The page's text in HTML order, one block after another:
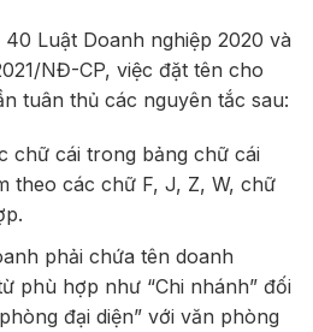
Luật Doanh nghiệp 2020 và
NĐ-CP, việc đặt tên cho
tuân thủ các nguyên tắc sau:
chữ cái trong bảng chữ cái
theo các chữ F, J, Z, W, chữ
phải chứa tên doanh
phù hợp như “Chi nhánh” đối
đại diện” với văn phòng